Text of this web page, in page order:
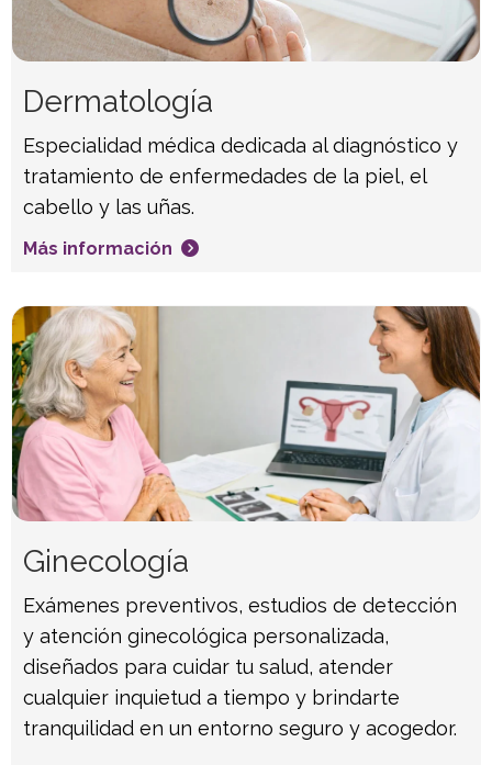
Dermatología
Especialidad médica dedicada al diagnóstico y
tratamiento de enfermedades de la piel, el
cabello y las uñas.
Más información
Ginecología
Exámenes preventivos, estudios de detección
y atención ginecológica personalizada,
diseñados para cuidar tu salud, atender
cualquier inquietud a tiempo y brindarte
tranquilidad en un entorno seguro y acogedor.